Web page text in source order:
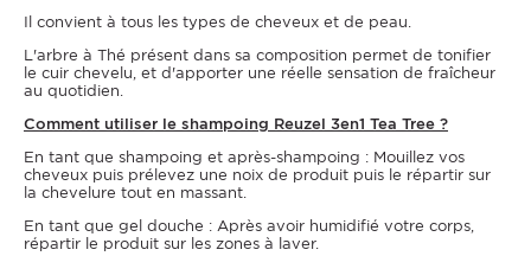
Il convient à tous les types de cheveux et de peau.
L'arbre à Thé présent dans sa composition permet de tonifier
le cuir chevelu, et d'apporter une réelle sensation de fraîcheur
au quotidien.
Comment utiliser le shampoing Reuzel 3en1 Tea Tree ?
En tant que shampoing et après-shampoing : Mouillez vos
cheveux puis prélevez une noix de produit puis le répartir sur
la chevelure tout en massant.
En tant que gel douche : Après avoir humidifié votre corps,
répartir le produit sur les zones à laver.